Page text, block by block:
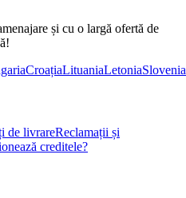
și cu o largă ofertă de
CroațiaLituaniaLetoniaSlovenia
de livrareReclamații și
creditele?